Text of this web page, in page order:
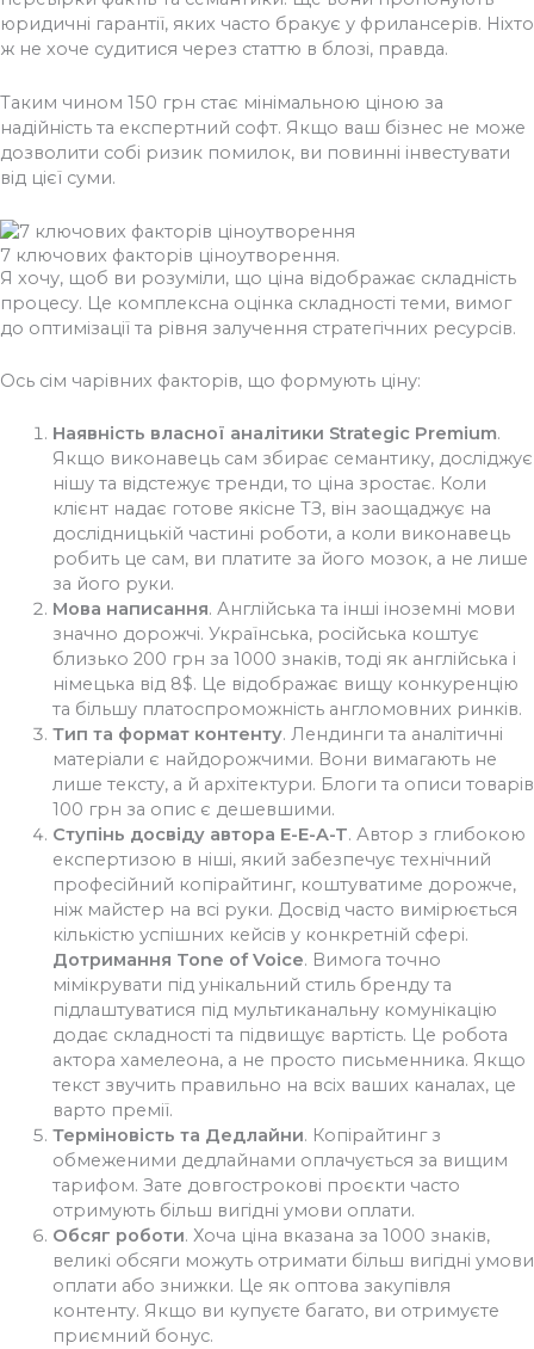
юридичні гарантії, яких часто бракує у фрилансерів. Ніхто
ж не хоче судитися через статтю в блозі, правда.
Таким чином 150 грн стає мінімальною ціною за
надійність та експертний софт. Якщо ваш бізнес не може
дозволити собі ризик помилок, ви повинні інвестувати
від цієї суми.
7 ключових факторів ціноутворення.
Я хочу, щоб ви розуміли, що ціна відображає складність
процесу. Це комплексна оцінка складності теми, вимог
до оптимізації та рівня залучення стратегічних ресурсів.
Ось сім чарівних факторів, що формують ціну:
Наявність власної аналітики Strategic Premium.
Якщо виконавець сам збирає семантику, досліджує
нішу та відстежує тренди, то ціна зростає. Коли
клієнт надає готове якісне ТЗ, він заощаджує на
дослідницькій частині роботи, а коли виконавець
робить це сам, ви платите за його мозок, а не лише
за його руки.
Мова написання. Англійська та інші іноземні мови
значно дорожчі. Українська, російська коштує
близько 200 грн за 1000 знаків, тоді як англійська і
німецька від 8$. Це відображає вищу конкуренцію
та більшу платоспроможність англомовних ринків.
Тип та формат контенту. Лендинги та аналітичні
матеріали є найдорожчими. Вони вимагають не
лише тексту, а й архітектури. Блоги та описи товарів
100 грн за опис є дешевшими.
Ступінь досвіду автора E-E-A-T. Автор з глибокою
експертизою в ніші, який забезпечує технічний
професійний копірайтинг, коштуватиме дорожче,
ніж майстер на всі руки. Досвід часто вимірюється
кількістю успішних кейсів у конкретній сфері.
Дотримання Tone of Voice. Вимога точно
мімікрувати під унікальний стиль бренду та
підлаштуватися під мультиканальну комунікацію
додає складності та підвищує вартість. Це робота
актора хамелеона, а не просто письменника. Якщо
текст звучить правильно на всіх ваших каналах, це
варто премії.
Терміновість та Дедлайни. Копірайтинг з
обмеженими дедлайнами оплачується за вищим
тарифом. Зате довгострокові проєкти часто
отримують більш вигідні умови оплати.
Обсяг роботи. Хоча ціна вказана за 1000 знаків,
великі обсяги можуть отримати більш вигідні умови
оплати або знижки. Це як оптова закупівля
контенту. Якщо ви купуєте багато, ви отримуєте
приємний бонус.